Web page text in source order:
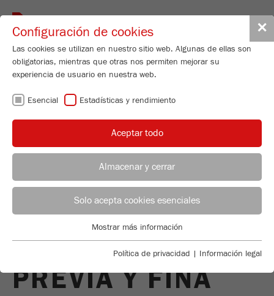
✕
Configuración de cookies
Las cookies se utilizan en nuestro sitio web. Algunas de ellas son
obligatorias, mientras que otras nos permiten mejorar su
experiencia de usuario en nuestra web.
Esencial Estadísticas y rendimiento
Aceptar todo
Almacenar y cerrar
Solo acepta cookies esenciales
Se requieren cookies esenciales para las funciones básicas de
Nombre fe_typo_user
Mostrar información de cookies
Mostrar más información
Política de privacidad | Información legal
ASESOR DE APLICACIONES DISTRIBUCIÓN FRITSCH
USA Headquarters
Toggle
MOLINOS DE
ROTOR /
MOLINOS DE
MARTILLOS -
IDEALES PARA LA
TRITURACIÓN
PREVIA Y FINA